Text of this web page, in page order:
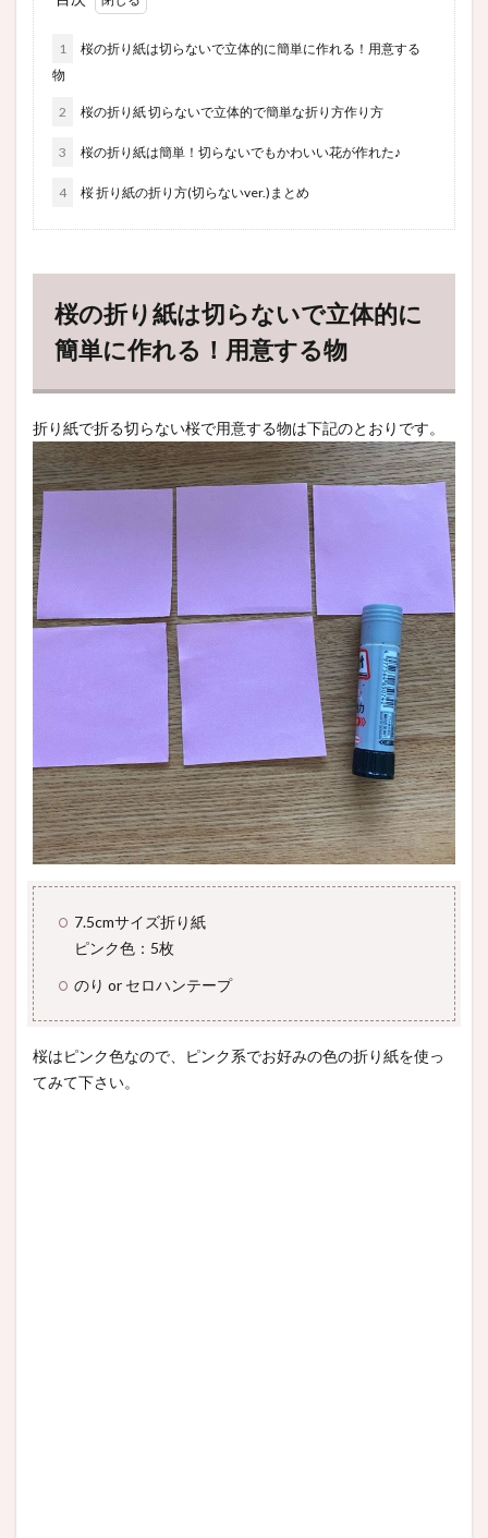
1
桜の折り紙は切らないで立体的に簡単に作れる！用意する
物
2 桜の折り紙 切らないで立体的で簡単な折り方作り方
3 桜の折り紙は簡単！切らないでもかわいい花が作れた♪
4 桜 折り紙の折り方(切らないver.)まとめ
桜の折り紙は切らないで立体的に
簡単に作れる！用意する物
折り紙で折る切らない桜で用意する物は下記のとおりです。
7.5cmサイズ折り紙
ピンク色：5枚
のり or セロハンテープ
桜はピンク色なので、ピンク系でお好みの色の折り紙を使っ
てみて下さい。